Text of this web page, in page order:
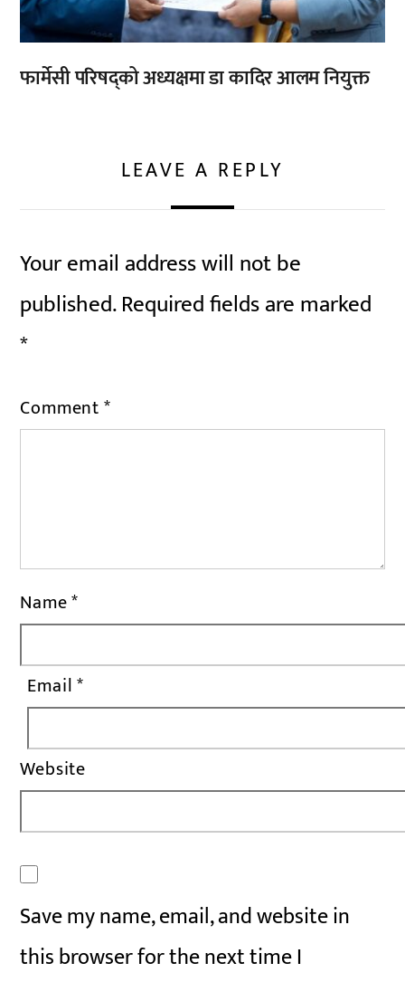
फार्मेसी परिषद्को अध्यक्षमा डा कादिर आलम नियुक्त
LEAVE A REPLY
Your email address will not be
published.Required fields are marked
*
Comment*
Name*
Email*
Website
Save my name, email, and website in
this browser for the next time I